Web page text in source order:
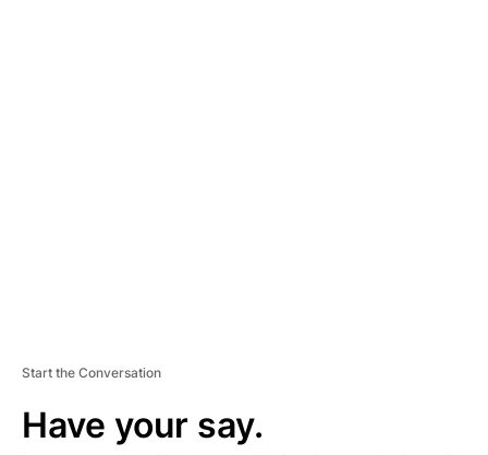
Start the Conversation
Have your say.